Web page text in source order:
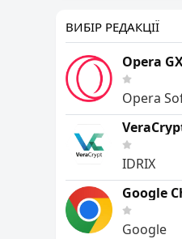
ВИБІР РЕДАКЦІЇ
Opera
Opera
IDRIX
Google
Google